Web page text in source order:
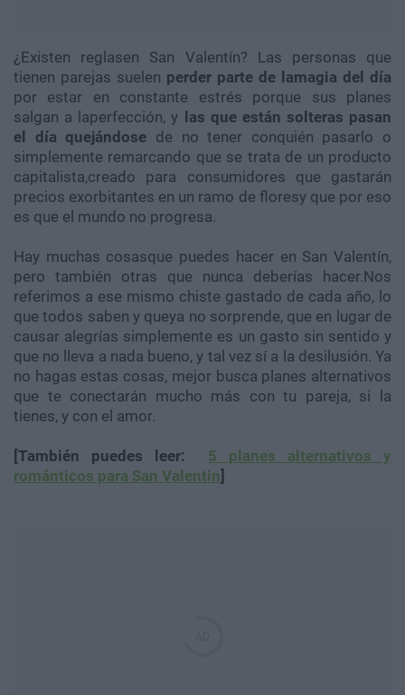
¿Existen reglasen San Valentín? Las personas que
tienen parejas suelen perder parte de lamagia del día
por estar en constante estrés porque sus planes
salgan a laperfección, y las que están solteras pasan
el día quejándose de no tener conquién pasarlo o
simplemente remarcando que se trata de un producto
capitalista,creado para consumidores que gastarán
precios exorbitantes en un ramo de floresy que por eso
es que el mundo no progresa.
Hay muchas cosasque puedes hacer en San Valentín,
pero también otras que nunca deberías hacer.Nos
referimos a ese mismo chiste gastado de cada año, lo
que todos saben y queya no sorprende, que en lugar de
causar alegrías simplemente es un gasto sin sentido y
que no lleva a nada bueno, y tal vez sí a la desilusión. Ya
no hagas estas cosas, mejor busca planes alternativos
que te conectarán mucho más con tu pareja, si la
tienes, y con el amor.
[También puedes leer: 5 planes alternativos y
románticos para San Valentin]